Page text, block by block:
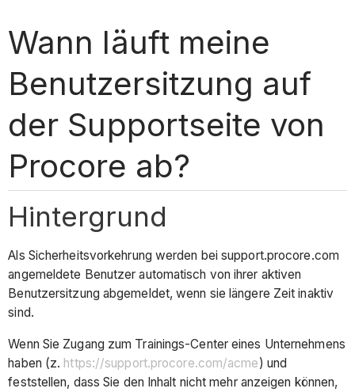
Wann läuft meine
Benutzersitzung auf
der Supportseite von
Procore ab?
Hintergrund
Als Sicherheitsvorkehrung werden bei support.procore.com
angemeldete Benutzer automatisch von ihrer aktiven
Benutzersitzung abgemeldet, wenn sie längere Zeit inaktiv
sind.
Wenn Sie Zugang zum Trainings-Center eines Unternehmens
haben (z. https://support.procore.com/acme) und
feststellen, dass Sie den Inhalt nicht mehr anzeigen können,